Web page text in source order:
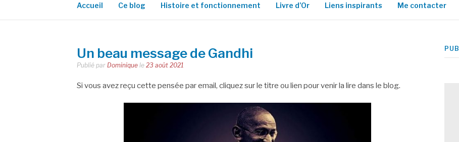
Accueil Ce blog Histoire et fonctionnement Livre d’Or Liens inspirants Me contacter
Un beau message de Gandhi
Publié par Dominique le 23 août 2021
Si vous avez reçu cette pensée par email, cliquez sur le titre ou lien pour venir la lire dans le blog.
PUB